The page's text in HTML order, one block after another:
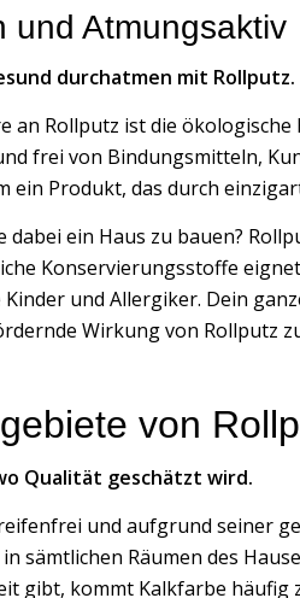
und Atmungsaktiv
durchatmen mit Rollputz.
an Rollputz ist die
frei von Bindungsmitteln,
ein Produkt, das durch
dabei ein Haus zu bauen?
Konservierungsstoffe
Kinder und Allergiker. Dein
Wirkung von Rollputz
von
Qualität geschätzt wird.
und aufgrund seiner
sämtlichen Räumen des
gibt, kommt Kalkfarbe häufig